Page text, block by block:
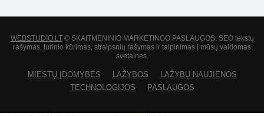
WEBSTUDIO.LT© SKAITMENINIO MARKETINGO PASLAUGOS. SEO tekstų
rašymas, turinio kūrimas, straipsnių rašymas ir talpinimas į mūsų valdomas
svetaines.
MIESTŲ ĮDOMYBĖS LAŽYBOS
LAŽYBŲ NAUJIENOS
TECHNOLOGIJOS
PASLAUGOS